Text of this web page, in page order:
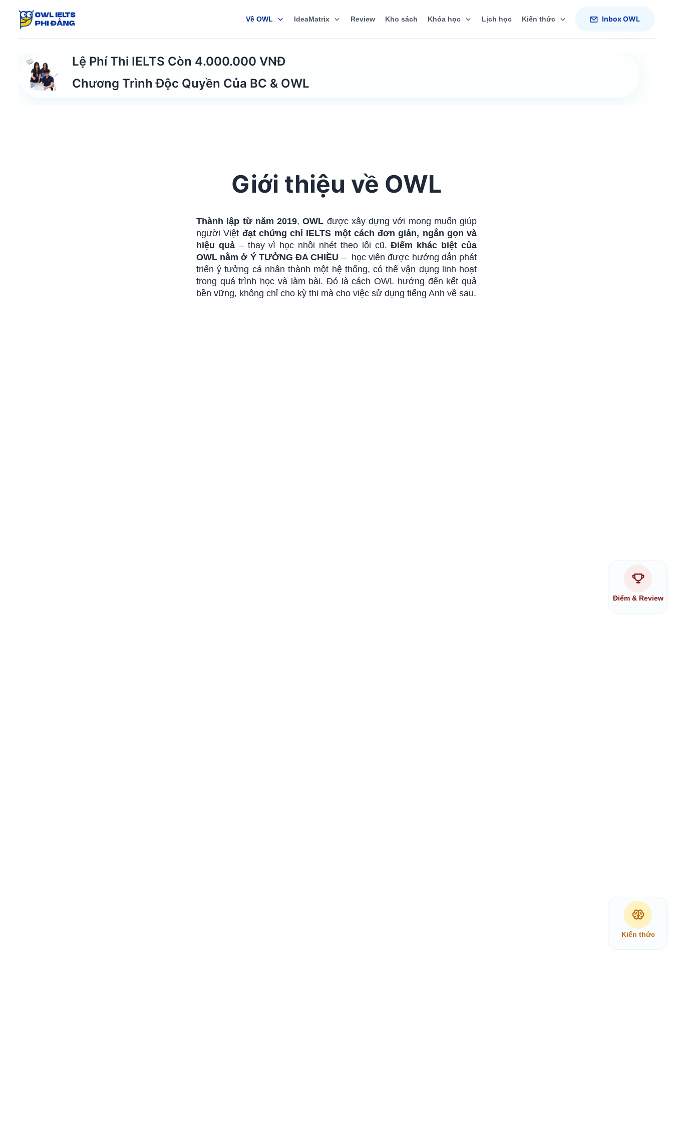
content
Về OWL IdeaMatrix Review Kho sách Khóa học Lịch học Kiến thức Inbox OWL
Kiến thức
Điểm & Review
Lệ Phí Thi IELTS Còn 4.000.000 VNĐ
Chương Trình Độc Quyền Của BC & OWL
Tư Duy Đa Chiều
Giới thiệu về OWL
Thành lập từ năm 2019,OWL được xây dựng với mong muốn giúp
người Việt đạt chứng chỉ IELTS một cách đơn giản, ngắn gọn và
hiệu quả– thay vì học nhồi nhét theo lối cũ.Điểm khác biệt của
OWL nằm ở Ý TƯỞNG ĐA CHIỀU – học viên được hướng dẫn phát
triển ý tưởng cá nhân thành một hệ thống, có thể vận dụng linh hoạt
trong quá trình học và làm bài. Đó là cách OWL hướng đến kết quả
bền vững, không chỉ cho kỳ thi mà cho việc sử dụng tiếng Anh về sau.